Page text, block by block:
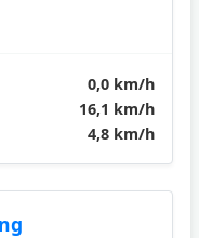
0,0 km/h
16,1 km/h
4,8 km/h